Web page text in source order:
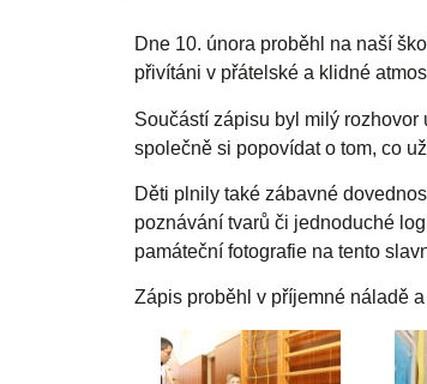
Dne 10. února proběhl na naší
přivítáni v přátelské a klidné
Součástí zápisu byl milý
společně si popovídat o tom, co
Děti plnily také zábavné
poznávání tvarů či jednoduché
památeční fotografie na tento
Zápis proběhl v příjemné náladě